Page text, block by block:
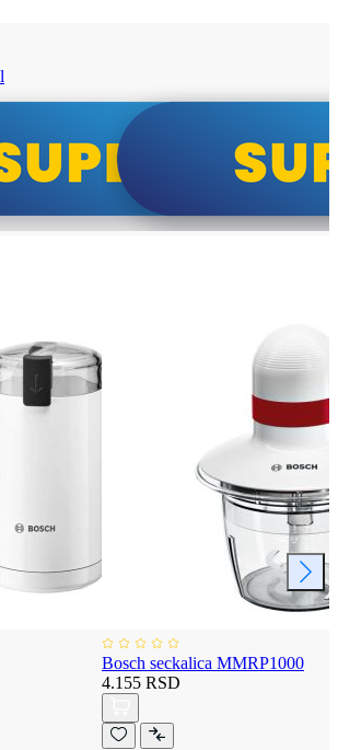
cene
Bosch seckalica MMRP1000
4.155 RSD